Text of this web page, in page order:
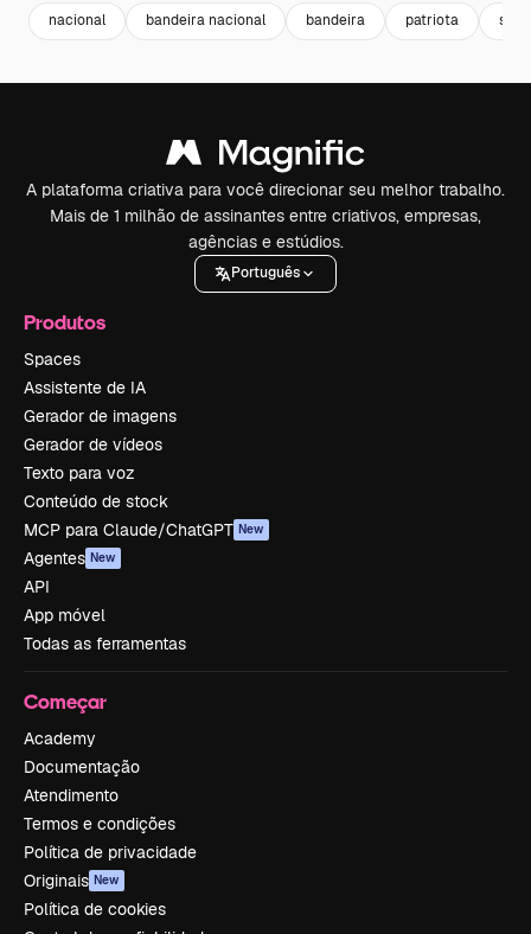
nacional bandeira nacional bandeira patriota sinal
A plataforma criativa para você direcionar seu melhor trabalho.
Mais de 1 milhão de assinantes entre criativos, empresas,
agências e estúdios.
Português
Produtos
Spaces
Assistente de IA
Gerador de imagens
Gerador de vídeos
Texto para voz
Conteúdo de stock
MCP para Claude/ChatGPT New
Agentes New
API
App móvel
Todas as ferramentas
Começar
Academy
Documentação
Atendimento
Termos e condições
Política de privacidade
Originais New
Política de cookies